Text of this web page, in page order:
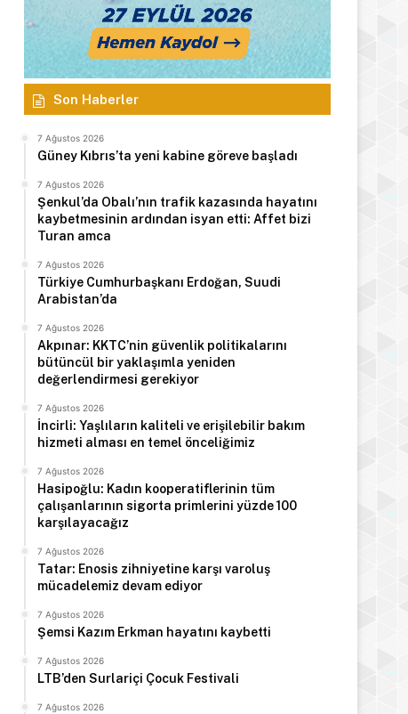
Son Haberler
7 Ağustos 2026
Güney Kıbrıs’ta yeni kabine göreve başladı
7 Ağustos 2026
Şenkul’da Obalı’nın trafik kazasında hayatını
kaybetmesinin ardından isyan etti: Affet bizi
Turan amca
7 Ağustos 2026
Türkiye Cumhurbaşkanı Erdoğan, Suudi
Arabistan’da
7 Ağustos 2026
Akpınar: KKTC’nin güvenlik politikalarını
bütüncül bir yaklaşımla yeniden
değerlendirmesi gerekiyor
7 Ağustos 2026
İncirli: Yaşlıların kaliteli ve erişilebilir bakım
hizmeti alması en temel önceliğimiz
7 Ağustos 2026
Hasipoğlu: Kadın kooperatiflerinin tüm
çalışanlarının sigorta primlerini yüzde 100
karşılayacağız
7 Ağustos 2026
Tatar: Enosis zihniyetine karşı varoluş
mücadelemiz devam ediyor
7 Ağustos 2026
Şemsi Kazım Erkman hayatını kaybetti
7 Ağustos 2026
LTB’den Surlariçi Çocuk Festivali
7 Ağustos 2026